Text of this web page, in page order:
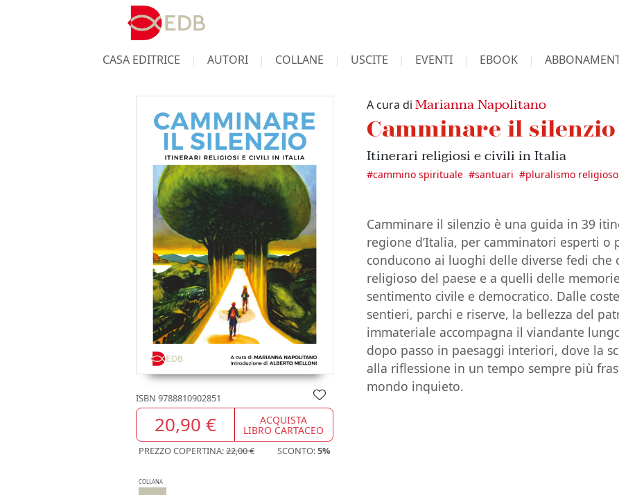
CASA EDITRICE AUTORI COLLANE USCITE EVENTI EBOOK
ISBN 9788810902851
20,90 € ACQUISTA
LIBRO CARTACEO
PREZZO COPERTINA:22,00 € SCONTO:5%
COLLANA
A cura diMarianna Napolitano
Camminare il silenzio
Itinerari religiosi e civili in Italia
#cammino spirituale #santuari #pluralismo religioso
Camminare il silenzio è una guida in 39
regione d’Italia, per camminatori esperti o
conducono ai luoghi delle diverse fedi
religioso del paese e a quelli delle
sentimento civile e democratico. Dalle
sentieri, parchi e riserve, la bellezza del
immateriale accompagna il viandante
dopo passo in paesaggi interiori, dove la
alla riflessione in un tempo sempre più
mondo inquieto.